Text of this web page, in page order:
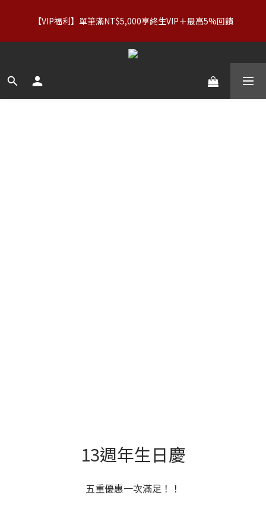
折｜內著：買二送二
【VIP福利】單筆滿NT$5,000享終生VIP＋最高5%回饋
【服飾優惠】設計系列正價商品＆Basics系列：2件89折／3件79
13週年生日慶
五重優惠一次滿足！！